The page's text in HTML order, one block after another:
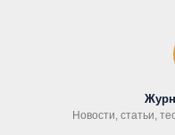
Новости, статьи,